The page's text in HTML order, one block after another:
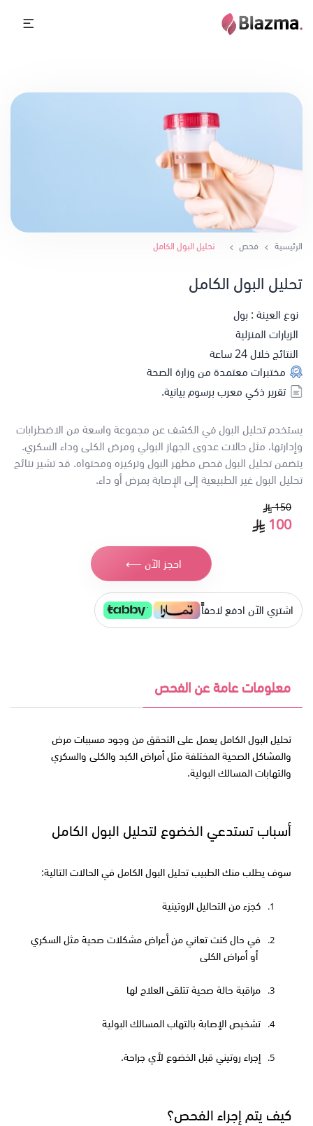
الرئيسية فحص تحليل البول الكامل
تحليل البول الكامل
نوع العينة : بول
الزيارات المنزلية
النتائج خلال 24 ساعة
مختبرات معتمدة من وزارة الصحة
تقرير ذكي معرب برسوم بيانية.
يستخدم تحليل البول في الكشف عن مجموعة واسعة من الاضطرابات
وإدارتها، مثل حالات عدوى الجهاز البولي ومرض الكلى وداء السكري.
يتضمن تحليل البول فحص مظهر البول وتركيزه ومحتواه. قد تشير نتائج
تحليل البول غير الطبيعية إلى الإصابة بمرض أو داء.
150
100
احجز الآن ⟵
اشتري الآن ادفع لاحقاًً
معلومات عامة عن الفحص
تحليل البول الكامل يعمل على التحقق من وجود مسببات مرض
والمشاكل الصحية المختلفة مثل أمراض الكبد والكلى والسكري
والتهابات المسالك البولية.
أسباب تستدعي الخضوع لتحليل البول الكامل
سوف يطلب منك الطبيب تحليل البول الكامل في الحالات التالية:
1. كجزء من التحاليل الروتينية
2.
أو أمراض الكلى
3. مراقبة حالة صحية تتلقى العلاج لها
4. تشخيص الإصابة بالتهاب المسالك البولية
5. إجراء روتيني قبل الخضوع لأي جراحة.
كيف يتم إجراء الفحص؟